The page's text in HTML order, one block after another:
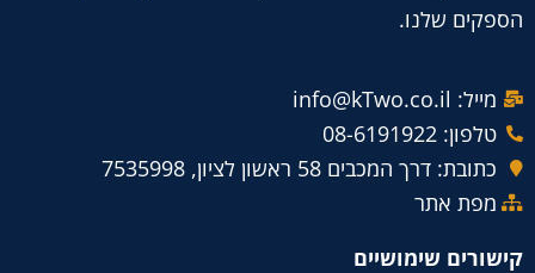
הספקים שלנו.
מייל: info@kTwo.co.il
טלפון: 08-6191922
כתובת: דרך המכבים 58 ראשון לציון, 7535998
מפת אתר
קישורים שימושיים